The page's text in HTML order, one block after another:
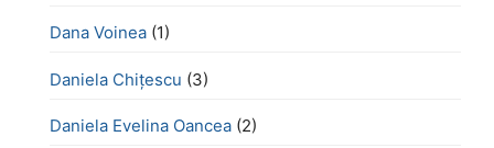
Dana Voinea (1)
Daniela Chițescu (3)
Daniela Evelina Oancea (2)